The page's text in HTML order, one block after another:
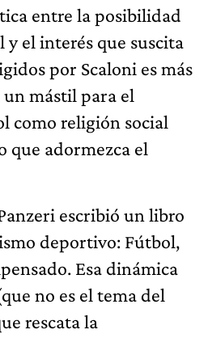
entre la posibilidad
y el interés que suscita
por Scaloni es más
mástil para el
como religión social
que adormezca el
escribió un libro
deportivo: Fútbol,
Esa dinámica
no es el tema del
rescata la